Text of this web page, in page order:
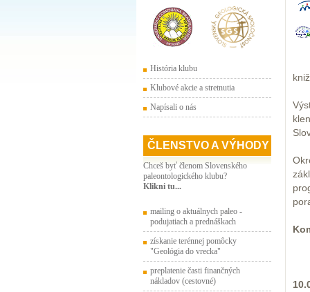
História klubu
Klubové akcie a stretnutia
Napísali o nás
ČLENSTVO A VÝHODY
Chceš byť členom Slovenského
paleontologického klubu?
Klikni tu...
mailing o aktuálnych paleo -
podujatiach a prednáškach
získanie terénnej pomôcky
"Geológia do vrecka"
preplatenie časti finančných
nákladov (cestovné)